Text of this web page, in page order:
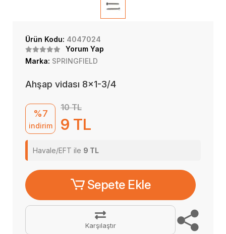
Ürün Kodu: 4047024
Yorum Yap
Marka: SPRINGFIELD
Ahşap vidası 8x1-3/4
%7
indirim
10 TL
9 TL
Havale/EFT ile 9 TL
Sepete Ekle
Karşılaştır